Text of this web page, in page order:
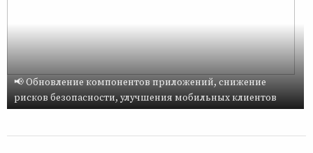
📢 Обновление компонентов приложений, снижение
рисков безопасности, улучшения мобильных клиентов